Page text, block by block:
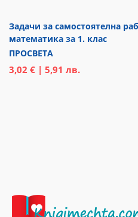
Задачи за самостоятелна
математика за 1. клас
ПРОСВЕТА
3,02 € | 5,91 лв.